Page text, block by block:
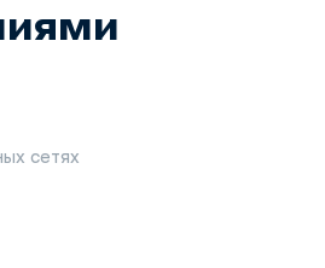
сетях